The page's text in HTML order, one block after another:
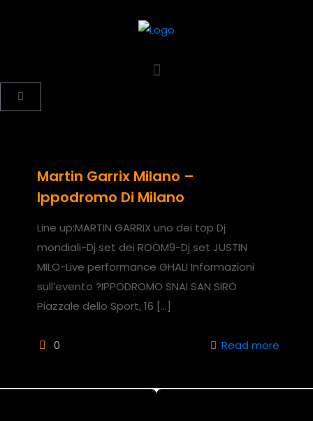
Martin Garrix Milano –
Ippodromo Di Milano
Line up:MARTIN GARRIX uno dei top Dj
mondiali-Dj set dei ROOM9-Dj set JUSTIN
MILO-Live performance GHALI Informazioni
sull’evento ?IPPODROMO SNAI SAN SIRO
Piazzale dello Sport, 16 […]
0 Read more